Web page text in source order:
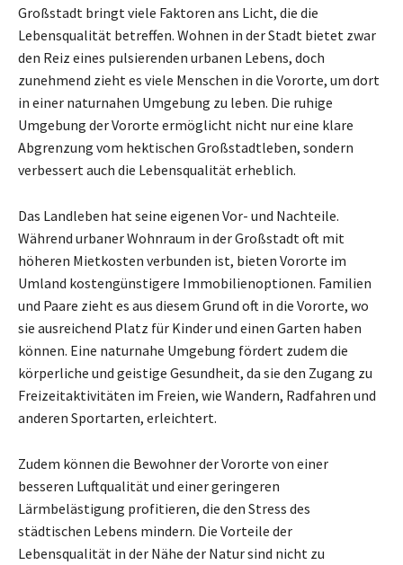
Großstadt bringt viele Faktoren ans Licht, die die
Lebensqualität betreffen. Wohnen in der Stadt bietet zwar
den Reiz eines pulsierenden urbanen Lebens, doch
zunehmend zieht es viele Menschen in die Vororte, um dort
in einer naturnahen Umgebung zu leben. Die ruhige
Umgebung der Vororte ermöglicht nicht nur eine klare
Abgrenzung vom hektischen Großstadtleben, sondern
verbessert auch die Lebensqualität erheblich.
Das Landleben hat seine eigenen Vor- und Nachteile.
Während urbaner Wohnraum in der Großstadt oft mit
höheren Mietkosten verbunden ist, bieten Vororte im
Umland kostengünstigere Immobilienoptionen. Familien
und Paare zieht es aus diesem Grund oft in die Vororte, wo
sie ausreichend Platz für Kinder und einen Garten haben
können. Eine naturnahe Umgebung fördert zudem die
körperliche und geistige Gesundheit, da sie den Zugang zu
Freizeitaktivitäten im Freien, wie Wandern, Radfahren und
anderen Sportarten, erleichtert.
Zudem können die Bewohner der Vororte von einer
besseren Luftqualität und einer geringeren
Lärmbelästigung profitieren, die den Stress des
städtischen Lebens mindern. Die Vorteile der
Lebensqualität in der Nähe der Natur sind nicht zu